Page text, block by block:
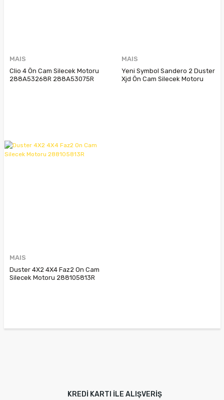
MAIS
Clio 4 Ön Cam Silecek Motoru
288A53268R 288A53075R
MAIS
Yeni Symbol Sandero 2 Duster
Xjd Ön Cam Silecek Motoru
MAIS
Duster 4X2 4X4 Faz2 On Cam
Silecek Motoru 288105813R
KREDİ KARTI İLE ALIŞVERİŞ